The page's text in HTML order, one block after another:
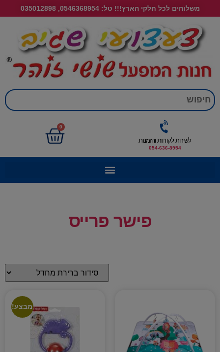
משלוחים לכל חלקי הארץ!!! טל: 0546368954, 035012898
לשירות לקוחות והזמנות
054-636-8954
0
פישר פרייס
מבצע!